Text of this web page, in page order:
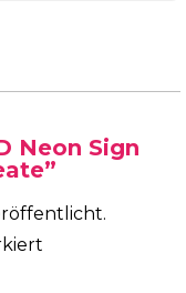
Neon Sign